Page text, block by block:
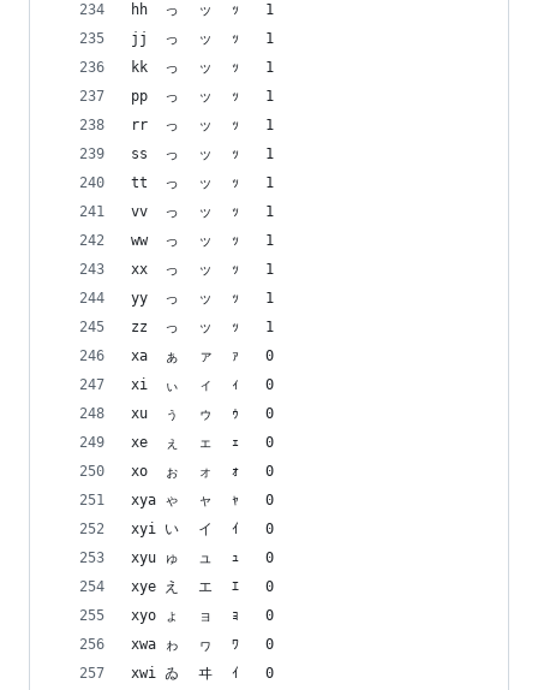
hh	っ	ッ	ｯ	1
jj	っ	ッ	ｯ	1
kk	っ	ッ	ｯ	1
pp	っ	ッ	ｯ	1
rr	っ	ッ	ｯ	1
ss	っ	ッ	ｯ	1
tt	っ	ッ	ｯ	1
vv	っ	ッ	ｯ	1
ww	っ	ッ	ｯ	1
xx	っ	ッ	ｯ	1
yy	っ	ッ	ｯ	1
zz	っ	ッ	ｯ	1
xa	ぁ	ァ	ｧ	0
xi	ぃ	ィ	ｨ	0
xu	ぅ	ゥ	ｩ	0
xe	ぇ	ェ	ｪ	0
xo	ぉ	ォ	ｫ	0
xya	ゃ	ャ	ｬ	0
xyi	い	イ	ｲ	0
xyu	ゅ	ュ	ｭ	0
xye	え	エ	ｴ	0
xyo	ょ	ョ	ｮ	0
xwa	ゎ	ヮ	ﾜ	0
xwi	ゐ	ヰ	ｲ	0